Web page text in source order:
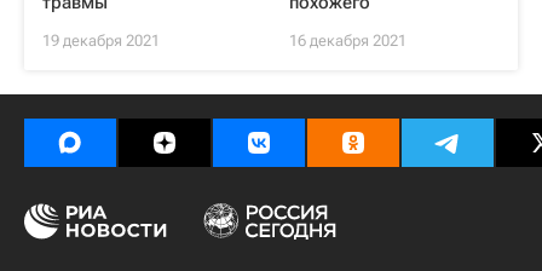
19 декабря 2021 16 декабря 2021